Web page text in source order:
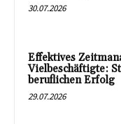
30.07.2026
Effektives
Vielbeschäftigte:
beruflichen Erfolg
29.07.2026